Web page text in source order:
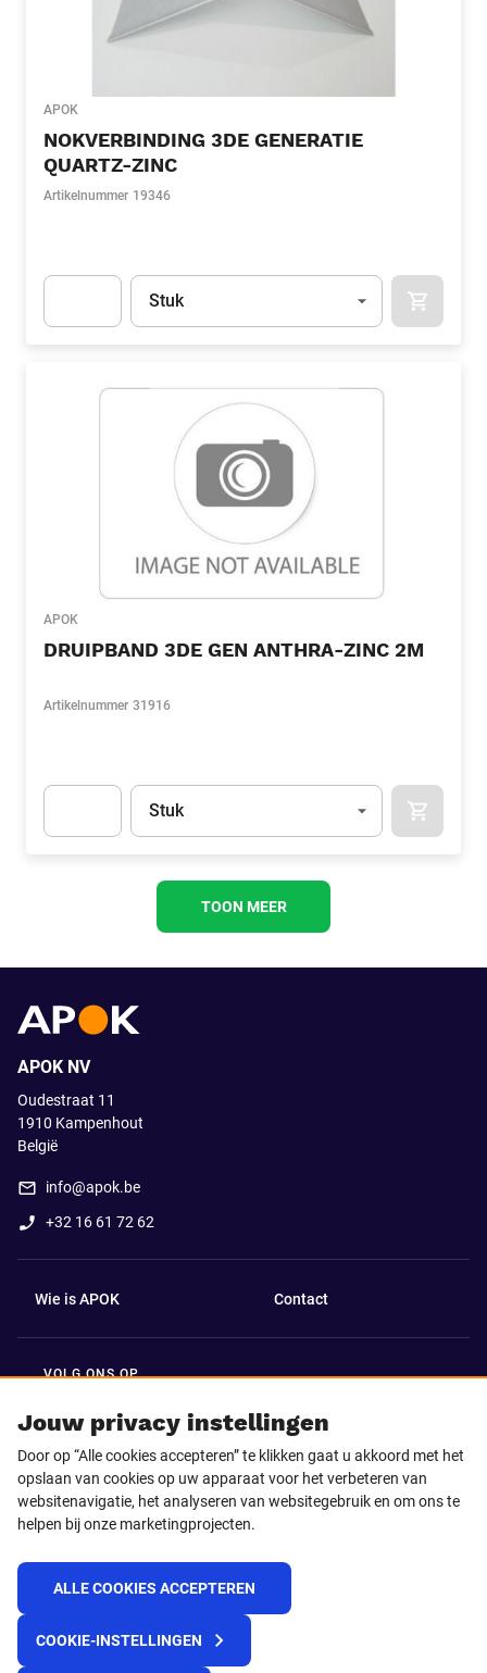
APOK
NOKVERBINDING 3DE GENERATIE
QUARTZ-ZINC
Artikelnummer 19346
Eenheid
Stuk
APOK
DRUIPBAND 3DE GEN ANTHRA-ZINC 2M
Artikelnummer 31916
Eenheid
Stuk
TOON MEER
Jouw privacy instellingen
Door op “Alle cookies accepteren” te klikken gaat u akkoord met het
opslaan van cookies op uw apparaat voor het verbeteren van
websitenavigatie, het analyseren van websitegebruik en om ons te
helpen bij onze marketingprojecten.
ALLE COOKIES ACCEPTEREN
COOKIE-INSTELLINGEN
APOK NV
Oudestraat 11
1910 Kampenhout
België
info@apok.be
+32 16 61 72 62
Wie is APOK Contact
VOLG ONS OP
Facebook
Instagram TikTok